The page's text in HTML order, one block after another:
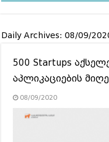
Daily Archives:08/09/
500 Startups
აპლიკაციების
08/09/2020